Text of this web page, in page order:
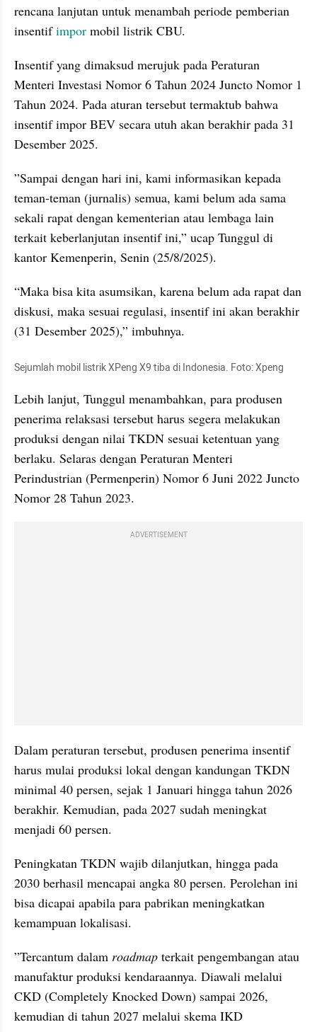
rencana lanjutan untuk menambah periode pemberian
insentif impor mobil listrik CBU.
Insentif yang dimaksud merujuk pada Peraturan
Menteri Investasi Nomor 6 Tahun 2024 Juncto Nomor 1
Tahun 2024. Pada aturan tersebut termaktub bahwa
insentif impor BEV secara utuh akan berakhir pada 31
Desember 2025.
”Sampai dengan hari ini, kami informasikan kepada
teman-teman (jurnalis) semua, kami belum ada sama
sekali rapat dengan kementerian atau lembaga lain
terkait keberlanjutan insentif ini,” ucap Tunggul di
kantor Kemenperin, Senin (25/8/2025).
“Maka bisa kita asumsikan, karena belum ada rapat dan
diskusi, maka sesuai regulasi, insentif ini akan berakhir
(31 Desember 2025),” imbuhnya.
Sejumlah mobil listrik XPeng X9 tiba di Indonesia. Foto: Xpeng
Lebih lanjut, Tunggul menambahkan, para produsen
penerima relaksasi tersebut harus segera melakukan
produksi dengan nilai TKDN sesuai ketentuan yang
berlaku. Selaras dengan Peraturan Menteri
Perindustrian (Permenperin) Nomor 6 Juni 2022 Juncto
Nomor 28 Tahun 2023.
ADVERTISEMENT
Dalam peraturan tersebut, produsen penerima insentif
harus mulai produksi lokal dengan kandungan TKDN
minimal 40 persen, sejak 1 Januari hingga tahun 2026
berakhir. Kemudian, pada 2027 sudah meningkat
menjadi 60 persen.
Peningkatan TKDN wajib dilanjutkan, hingga pada
2030 berhasil mencapai angka 80 persen. Perolehan ini
bisa dicapai apabila para pabrikan meningkatkan
kemampuan lokalisasi.
”Tercantum dalam roadmap terkait pengembangan atau
manufaktur produksi kendaraannya. Diawali melalui
CKD (Completely Knocked Down) sampai 2026,
kemudian di tahun 2027 melalui skema IKD